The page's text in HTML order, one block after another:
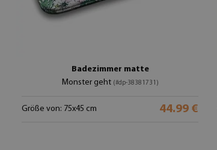
Badezimmer matte
Monster geht (#dp-38381731)
Größe von: 75x45 cm 44.99 €